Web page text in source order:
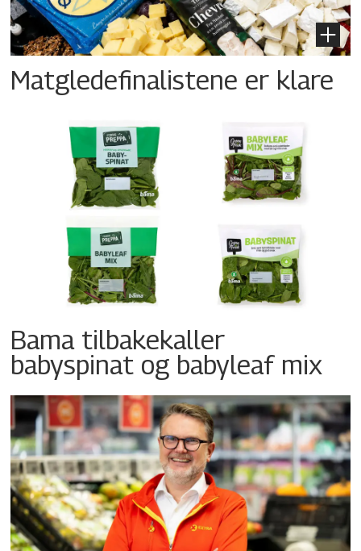
Matgledefinalistene er klare
Bama tilbakekaller
babyspinat og babyleaf mix